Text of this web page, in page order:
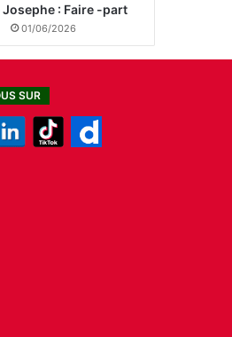
Josephe : Faire -part
01/06/2026
SUR